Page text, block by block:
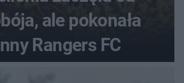
ale pokonała
Rangers FC